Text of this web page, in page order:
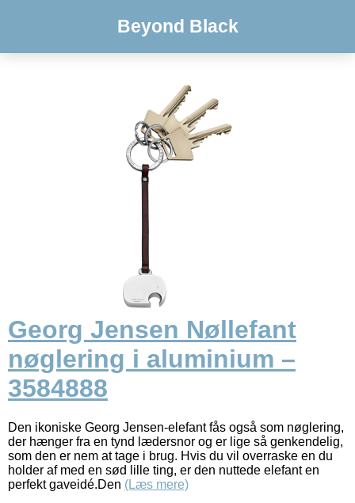
Beyond Black
Georg Jensen Nøllefant
nøglering i aluminium –
3584888
Den ikoniske Georg Jensen-elefant fås også som nøglering,
der hænger fra en tynd lædersnor og er lige så genkendelig,
som den er nem at tage i brug. Hvis du vil overraske en du
holder af med en sød lille ting, er den nuttede elefant en
perfekt gaveidé.Den (Læs mere)